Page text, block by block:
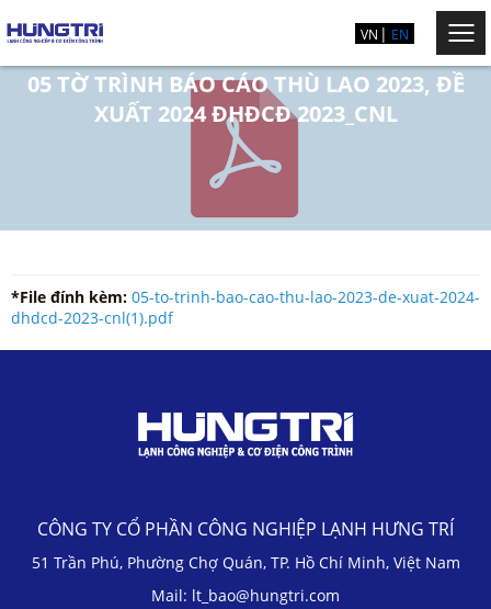
VN EN
05 TỜ TRÌNH BÁO CÁO THÙ LAO 2023, ĐỀ
XUẤT 2024 ĐHĐCĐ 2023_CNL
*File đính kèm: 05-to-trinh-bao-cao-thu-lao-2023-de-xuat-2024-
dhdcd-2023-cnl(1).pdf
CÔNG TY CỔ PHẦN CÔNG NGHIỆP LẠNH HƯNG TRÍ
51 Trần Phú, Phường Chợ Quán, TP. Hồ Chí Minh, Việt Nam
Mail: lt_bao@hungtri.com